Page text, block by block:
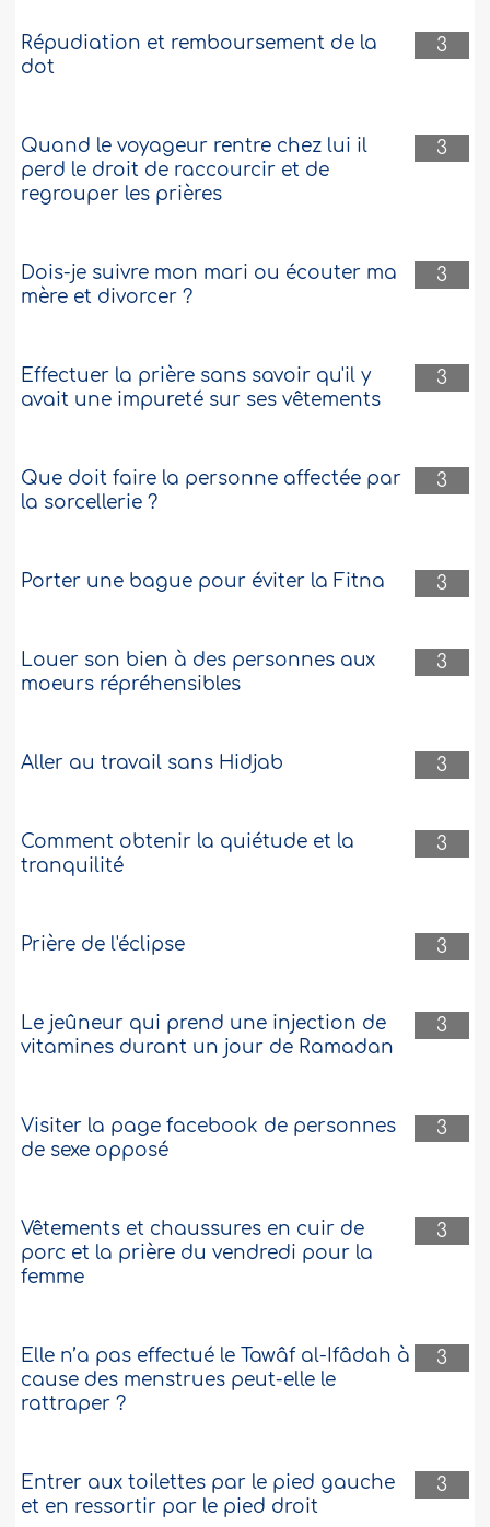
3
Répudiation et remboursement de la
dot
3
Quand le voyageur rentre chez lui il
perd le droit de raccourcir et de
regrouper les prières
3
Dois-je suivre mon mari ou écouter ma
mère et divorcer ?
3
Effectuer la prière sans savoir qu'il y
avait une impureté sur ses vêtements
3
Que doit faire la personne affectée par
la sorcellerie ?
3
Porter une bague pour éviter la Fitna
3
Louer son bien à des personnes aux
moeurs répréhensibles
3
Aller au travail sans Hidjab
3
Comment obtenir la quiétude et la
tranquilité
3
Prière de l'éclipse
3
Le jeûneur qui prend une injection de
vitamines durant un jour de Ramadan
3
Visiter la page facebook de personnes
de sexe opposé
3
Vêtements et chaussures en cuir de
porc et la prière du vendredi pour la
femme
3
Elle n’a pas effectué le Tawâf al-Ifâdah à
cause des menstrues peut-elle le
rattraper ?
3
Entrer aux toilettes par le pied gauche
et en ressortir par le pied droit